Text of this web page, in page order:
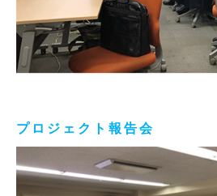
プロジェクト報告会